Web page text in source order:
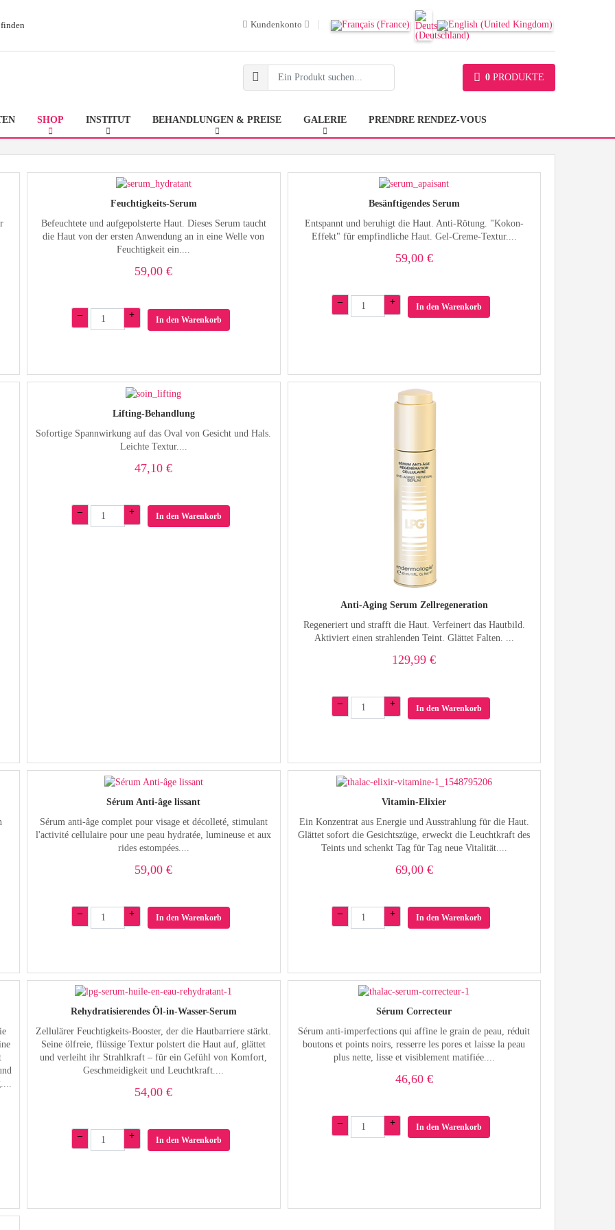
Kundenkonto
0 PRODUKTE
SHOP INSTITUT BEHANDLUNGEN & PREISE GALERIE PRENDRE RENDEZ-VOUS
Feuchtigkeits-Serum
Befeuchtete und aufgepolsterte Haut. Dieses Serum taucht
die Haut von der ersten Anwendung an in eine Welle von
Feuchtigkeit ein....
59,00 €
– + In den Warenkorb
Besänftigendes Serum
Entspannt und beruhigt die Haut. Anti-Rötung. "Kokon-
Effekt" für empfindliche Haut. Gel-Creme-Textur....
59,00 €
– + In den Warenkorb
Lifting-Behandlung
Sofortige Spannwirkung auf das Oval von Gesicht und Hals.
Leichte Textur....
47,10 €
– + In den Warenkorb
Anti-Aging Serum Zellregeneration
Regeneriert und strafft die Haut. Verfeinert das Hautbild.
Aktiviert einen strahlenden Teint. Glättet Falten. ...
129,99 €
– + In den Warenkorb
Sérum Anti-âge lissant
Sérum anti-âge complet pour visage et décolleté, stimulant
l'activité cellulaire pour une peau hydratée, lumineuse et aux
rides estompées....
59,00 €
– + In den Warenkorb
Vitamin-Elixier
Ein Konzentrat aus Energie und Ausstrahlung für die Haut.
Glättet sofort die Gesichtszüge, erweckt die Leuchtkraft des
Teints und schenkt Tag für Tag neue Vitalität....
69,00 €
– + In den Warenkorb
Rehydratisierendes Öl-in-Wasser-Serum
Zellulärer Feuchtigkeits-Booster, der die Hautbarriere stärkt.
Seine ölfreie, flüssige Textur polstert die Haut auf, glättet
und verleiht ihr Strahlkraft – für ein Gefühl von Komfort,
Geschmeidigkeit und Leuchtkraft....
54,00 €
– + In den Warenkorb
Sérum Correcteur
Sérum anti-imperfections qui affine le grain de peau, réduit
boutons et points noirs, resserre les pores et laisse la peau
plus nette, lisse et visiblement matifiée....
46,60 €
– + In den Warenkorb